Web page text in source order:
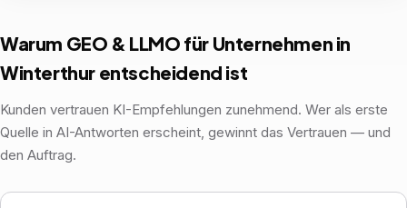
Warum GEO & LLMO für Unternehmen in
Winterthur entscheidend ist
Kunden vertrauen KI-Empfehlungen zunehmend. Wer als erste
Quelle in AI-Antworten erscheint, gewinnt das Vertrauen — und
den Auftrag.